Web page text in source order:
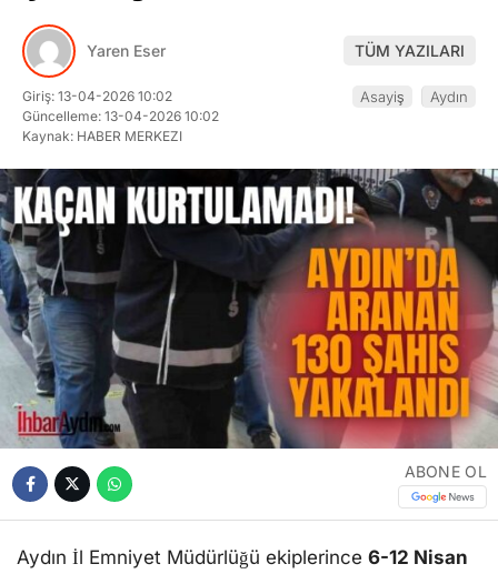
Yaren Eser TÜM YAZILARI
Giriş: 13-04-2026 10:02
Güncelleme: 13-04-2026 10:02
Kaynak: HABER MERKEZI
Asayiş Aydın
ABONE OL
Aydın İl Emniyet Müdürlüğü ekiplerince 6-12 Nisan